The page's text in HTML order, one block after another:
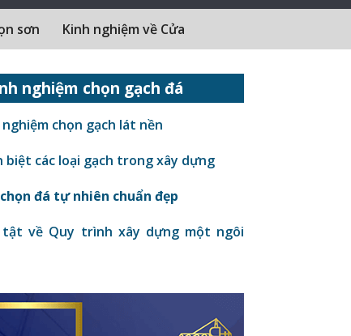
sơn Kinh nghiệm về Cửa
nghiệm chọn gạch đá
nghiệm chọn gạch lát nền
biệt các loại gạch trong xây dựng
đá tự nhiên chuẩn đẹp
về Quy trình xây dựng một ngôi